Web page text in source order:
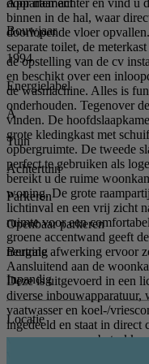
door naar achter en vind u
binnen in de hal, waar
doorlopende vloer
separate toilet, de
de opstelling van de cv
en beschikt over een
de wasmachine. Alles is
onderhouden. Tegenover
vinden. De
grote kledingkast met
opbergruimte. De tweede
perfect te gebruiken als
bereikt u de ruime
woning. De grote
lichtinval en een vrij zicht
ruimte voor een
groene accentwand geeft
neutrale afwerking ervoor
Aansluitend aan de
Deze is uitgevoerd in een
diverse inbouwapparatuur,
vaatwasser en koel-/
ingedeeld en staat in
voor een open en
Bouwjaar
1994
Energielabel
A
Tuin
Achtertuin
Parkeren
Openbaar parkeren
Berging
Inpandig
Locatie